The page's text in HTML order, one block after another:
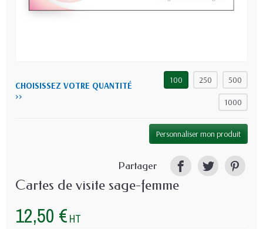
CHOISISSEZ VOTRE QUANTITÉ
>>
100 250 500
1000
Personnaliser mon produit
Partager
Cartes de visite sage-femme
12,50 € HT